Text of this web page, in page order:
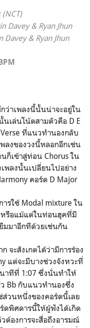
Davey & Ryan Jhun
Davey& Ryan Jhun
ว่าเพลงนี้นั้นน่าจะอยู่ใน
นเล่นโน้ตสามตัวคือ D E
ที่แนวทำนองกลับ
ลงของวงนี้หลอกอีกเช่น
ก็เข้าสู่ท่อน Chorus ใน
พลงนั้นเปลี่ยนไปอย่าง
คอร์ด D Major
รใช้ Modal mixture ใน
หรือแม้แต่ในท่อนฮุคที่มี
มมาอีกทีด้วยเช่นกัน
จะสังเกตได้ว่ามีการร้อง
แต่จะมีบางช่วงจังหวะที่
นาทีที่ 1:07 ซึ่งนั่นทำให้
Bb กับแนวทำนองซึ่ง
ส่วนหนึ่งของคอร์ดนี้เลย
ดพิศดารนี้ให้ผู้ฟังได้เกิด
ต้องการจะสื่อถึงอารมณ์